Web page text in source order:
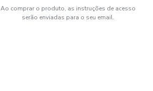
Ao comprar o produto, as instruções de acesso
serão enviadas para o seu email.